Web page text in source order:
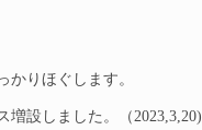
かりほぐします。
増設しました。（2023,3,20)